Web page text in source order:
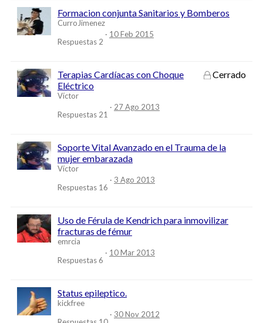
Formacion conjunta Sanitarios y Bomberos
CurroJimenez
Respuestas 2
10 Feb 2015
Cerrado
Terapias Cardíacas con Choque
Eléctrico
Víctor
Respuestas 21
27 Ago 2013
Soporte Vital Avanzado en el Trauma de la
mujer embarazada
Víctor
Respuestas 16
3 Ago 2013
Uso de Férula de Kendrich para inmovilizar
fracturas de fémur
emrcia
Respuestas 6
10 Mar 2013
Status epileptico.
kickfree
30 Nov 2012